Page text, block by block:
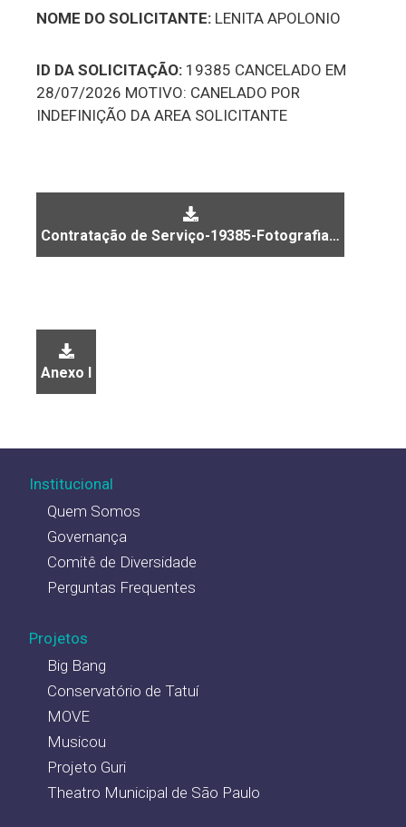
NOME DO SOLICITANTE: LENITA APOLONIO
ID DA SOLICITAÇÃO: 19385 CANCELADO EM
28/07/2026 MOTIVO: CANELADO POR
INDEFINIÇÃO DA AREA SOLICITANTE
Contratação de Serviço-19385-Fotografia…
Anexo I
Institucional
Quem Somos
Governança
Comitê de Diversidade
Perguntas Frequentes
Projetos
Big Bang
Conservatório de Tatuí
MOVE
Musicou
Projeto Guri
Theatro Municipal de São Paulo